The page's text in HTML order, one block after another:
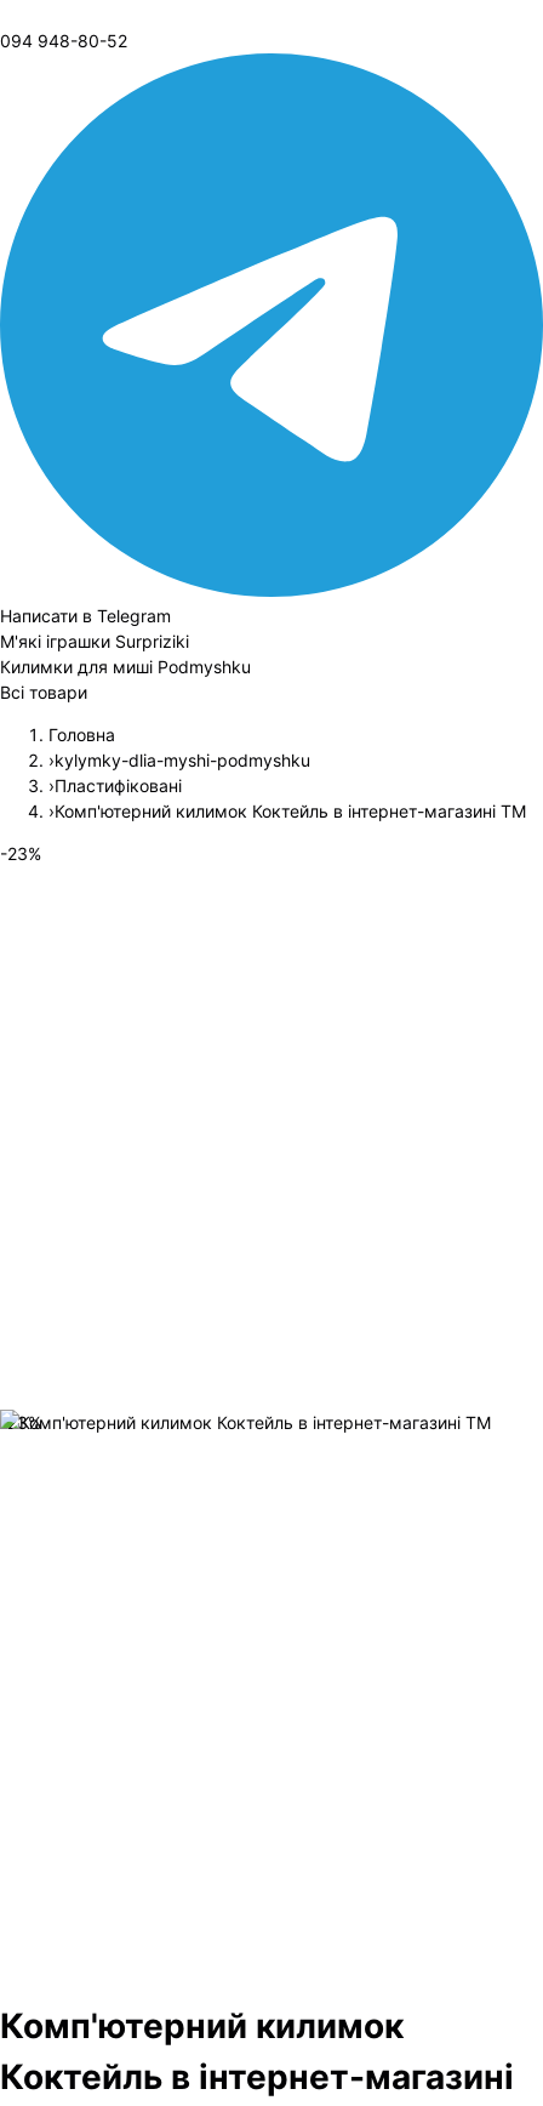
094 948-80-52
Написати в Telegram
М'які іграшки Surpriziki
Килимки для миші Podmyshku
Всі товари
Головна
›kylymky-dlia-myshi-podmyshku
›Пластифіковані
›Комп'ютерний килимок Коктейль в інтернет-магазині ТМ
-23%
-23%
Комп'ютерний килимок
Коктейль в інтернет-магазині